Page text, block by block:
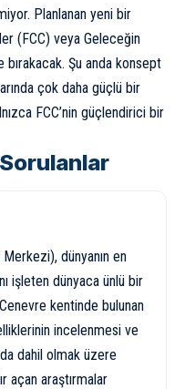
Planlanan yeni bir
(FCC) veya Geleceğin
bırakacak. Şu anda konsept
çok daha güçlü bir
FCC’nin güçlendirici bir
Sorulanlar
dünyanın en
işleten dünyaca ünlü bir
kentinde bulunan
incelenmesi ve
dahil olmak üzere
açan araştırmalar